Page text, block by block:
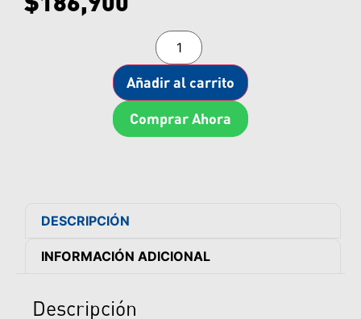
Añadir al carrito
Comprar Ahora
DESCRIPCIÓN
INFORMACIÓN ADICIONAL
Descripción